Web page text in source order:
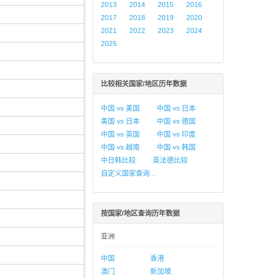
2013
2014 2015
2016
2017
2018 2019
2020
2021
2022 2023
2024
2025
比较相关国家/地区历年数据
中国 vs 美国
中国 vs 日本
美国 vs 日本
中国 vs 德国
中国 vs 英国
中国 vs 印度
中国 vs 越南
中国 vs 韩国
中日韩比较
英法德比较
自定义国家查询...
按国家/地区查询历年数据
亚洲
中国
香港
澳门
新加坡